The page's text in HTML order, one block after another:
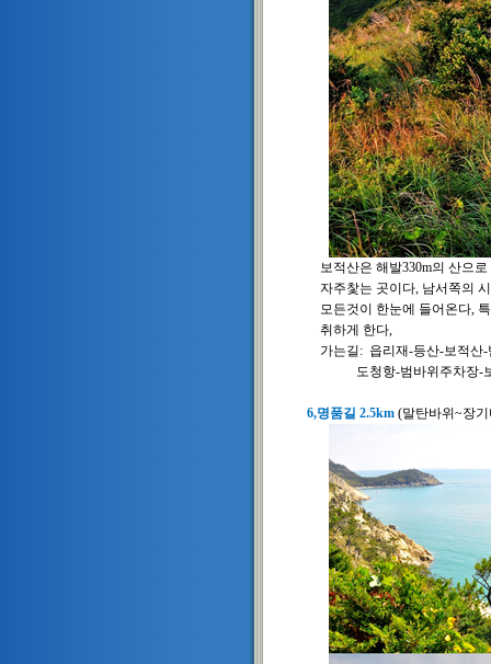
보적산은 해발330m의 산으
자주찿는 곳이다, 남서쪽의
모든것이 한눈에 들어온다,
취하게 한다,
가는길: 읍리재-등산-보적산-
도청항-범바위주차장-보적
6,명품길 2.5km (말탄바위~장